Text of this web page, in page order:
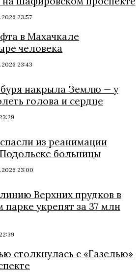
23:57
в Махачкале
человека
23:43
накрыла Землю — у
голова и сердце
из реанимации
больницы
23:00
Верхних прудков в
парке укрепят за 37 млн
столкнулась с «Газелью»